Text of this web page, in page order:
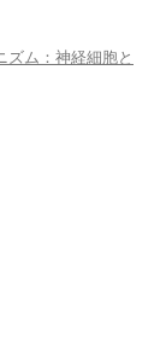
ム：神経細胞と